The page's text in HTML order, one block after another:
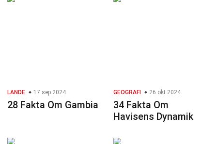
LANDE 17 sep 2024
28 Fakta Om Gambia
GEOGRAFI 26 okt 2024
34 Fakta Om
Havisens Dynamik